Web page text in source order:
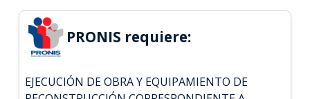
PRONIS requiere:
EJECUCIÓN DE OBRA Y EQUIPAMIENTO DE